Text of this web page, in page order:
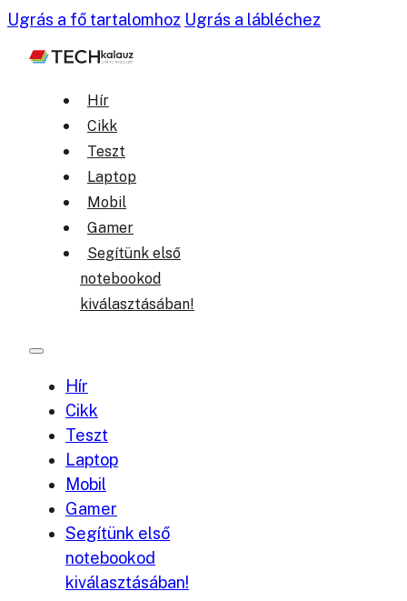
Ugrás a fő tartalomhoz Ugrás a lábléchez
Hír
Cikk
Teszt
Laptop
Mobil
Gamer
Segítünk első
notebookod
kiválasztásában!
Hír
Cikk
Teszt
Laptop
Mobil
Gamer
Segítünk első
notebookod
kiválasztásában!